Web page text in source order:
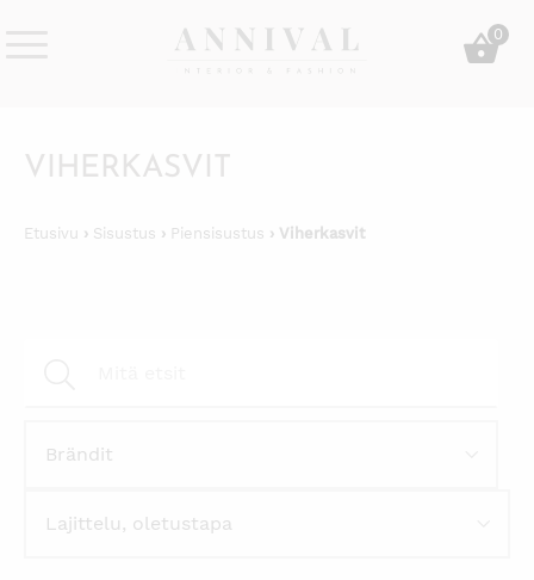
sisustusverkkokauppa
0
VIHERKASVIT
Etusivu › Sisustus › Piensisustus › Viherkasvit